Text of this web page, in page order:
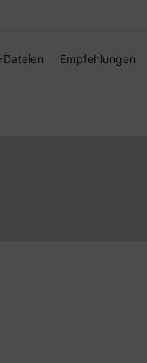
Empfehlungen